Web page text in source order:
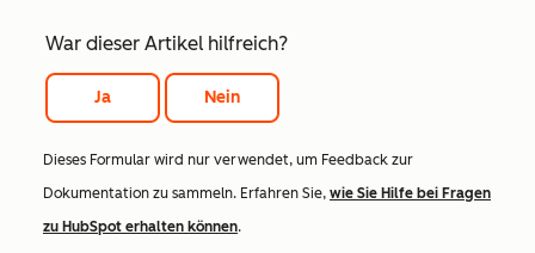
War dieser Artikel hilfreich?
Ja Nein
Dieses Formular wird nur verwendet, um Feedback zur
Dokumentation zu sammeln. Erfahren Sie, wie Sie Hilfe bei Fragen
zu HubSpot erhalten können.